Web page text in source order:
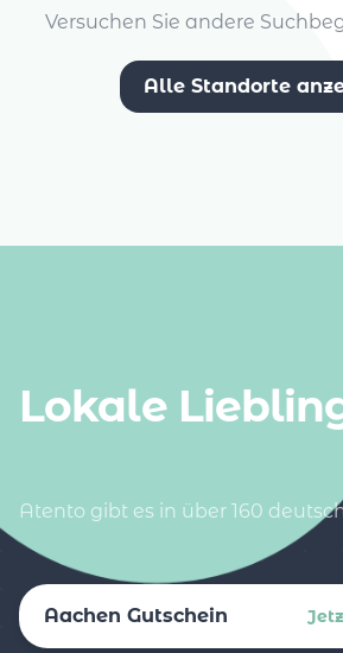
Versuchen Sie andere
Alle Standorte
Lokale
in weiteren
Atento gibt es in über 160
Aachen Gutschein